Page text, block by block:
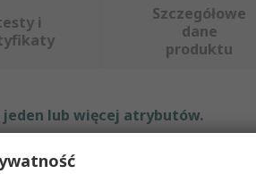
i
Szczegółowe
dane
produktu
lub więcej atrybutów.
Wartość